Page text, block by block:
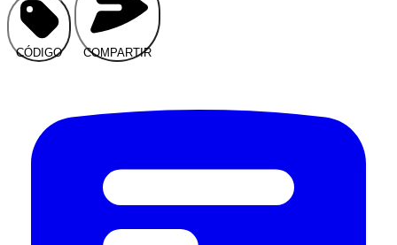
CÓDIGO COMPARTIR